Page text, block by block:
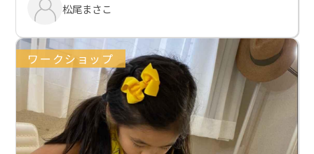
松尾まさこ
ワークショップ